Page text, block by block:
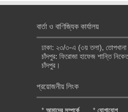
বার্তা ও বাণিজ্যিক কার্যালয়
ঢাকা: ২৩/৩-এ (৩য় তলা),
চাঁদপুর: ফিরোজা হাফেজ শান্তি
চাঁদপুর।
প্রয়োজনীয় লিংক
* আমাদের সম্পর্কে * যোগাযোগ